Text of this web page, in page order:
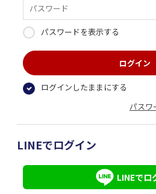
パスワードを表示する
ログインしたままにする
パスワ
LINEでログイン
LINEでロ